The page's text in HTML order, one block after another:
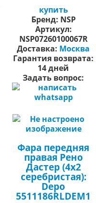
купить
Бренд: NSP
Артикул:
NSP07260100067R
Доставка: Москва
Гарантия возврата:
14 дней
Задать вопрос:
Фара передняя
правая Рено
Дастер (4х2
серебристая):
Depo
5511186RLDEM1